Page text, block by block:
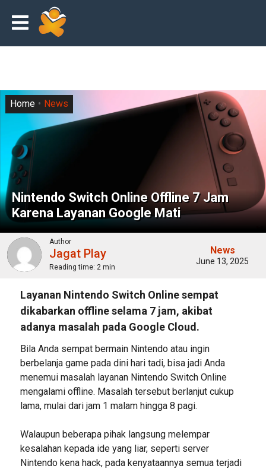
Nintendo Switch Online Offline 7 Jam
Karena Layanan Google Mati
Home News
Author
Jagat Play
Reading time: 2 min
News
June 13, 2025
Layanan Nintendo Switch Online sempat
dikabarkan offline selama 7 jam, akibat
adanya masalah pada Google Cloud.
Bila Anda sempat bermain Nintendo atau ingin
berbelanja game pada dini hari tadi, bisa jadi Anda
menemui masalah layanan Nintendo Switch Online
mengalami offline. Masalah tersebut berlanjut cukup
lama, mulai dari jam 1 malam hingga 8 pagi.
Walaupun beberapa pihak langsung melempar
kesalahan kepada ide yang liar, seperti server
Nintendo kena hack, pada kenyataannya semua terjadi